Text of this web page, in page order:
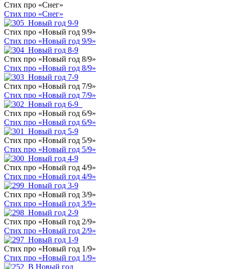
Стих про «Снег»
Стих про «Снег»
Стих про «Новый год 9/9»
Стих про «Новый год 9/9»
Стих про «Новый год 8/9»
Стих про «Новый год 8/9»
Стих про «Новый год 7/9»
Стих про «Новый год 7/9»
Стих про «Новый год 6/9»
Стих про «Новый год 6/9»
Стих про «Новый год 5/9»
Стих про «Новый год 5/9»
Стих про «Новый год 4/9»
Стих про «Новый год 4/9»
Стих про «Новый год 3/9»
Стих про «Новый год 3/9»
Стих про «Новый год 2/9»
Стих про «Новый год 2/9»
Стих про «Новый год 1/9»
Стих про «Новый год 1/9»